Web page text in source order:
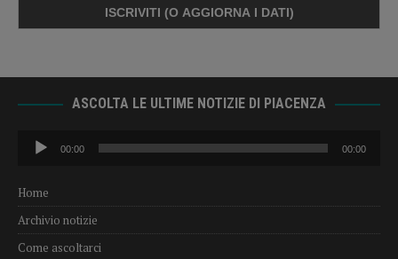
ASCOLTA LE ULTIME NOTIZIE DI PIACENZA
Audio
Player
00:00 00:00
Home
Archivio notizie
Come ascoltarci